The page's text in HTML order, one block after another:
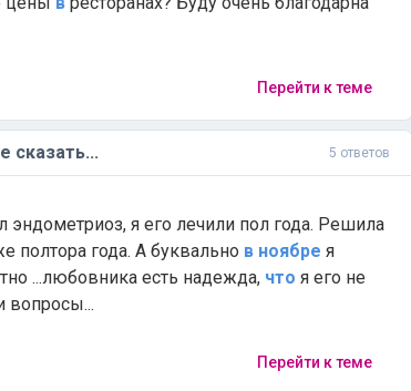
Перейти к теме
сказать... 5 ответов
эндометриоз, я его лечили пол года. Решила
полтора года. А буквально в ноябре я
...любовника есть надежда, что я его не
вопросы...
Перейти к теме